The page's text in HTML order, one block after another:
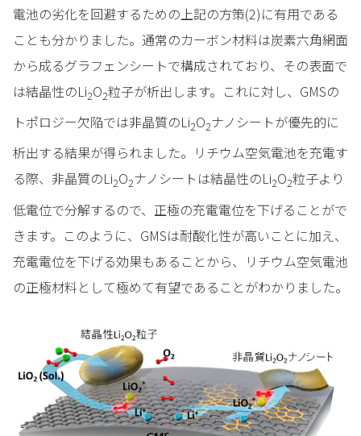
電池の劣化を回避するための上記の方策(2)に有用である
ことも分かりました。通常のカーボン材料は炭素六角網面
から成るグラフェンシートで構成されており、その表面で
は結晶性のLi2O2粒子が析出します。これに対し、GMSの
トポロジー欠陥では非晶質のLi2O2ナノシートが優先的に
析出する結果が得られました。リチウム空気電池を充電す
る際、非晶質のLi2O2ナノシートは結晶性のLi2O2粒子より
低電位で分解するので、正極の充電電位を下げることがで
きます。このように、GMSは耐酸化性が高いことに加え、
充電電位を下げる効果もあることから、リチウム空気電池
の正極材料として極めて有望であることがわかりました。